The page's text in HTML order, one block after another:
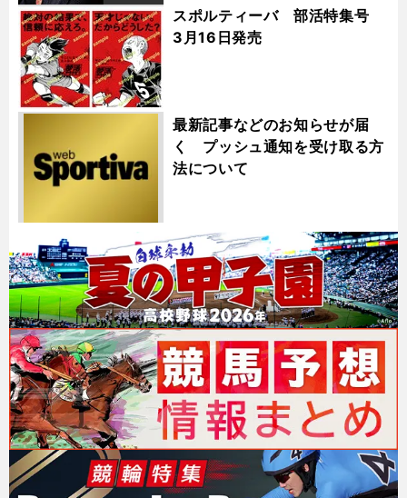
スポルティーバ 部活特集号
3月16日発売
最新記事などのお知らせが届
く プッシュ通知を受け取る方
法について